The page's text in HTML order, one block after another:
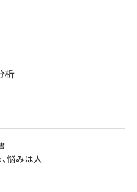
析
悩みは人